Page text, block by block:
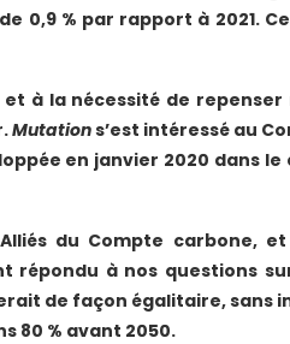
0,9 % par rapport à 2021.
à la nécessité de
Mutations’est intéressé au
en janvier 2020 dans le
du Compte carbone,
répondu à nos questions
de façon égalitaire, sans
80 % avant 2050.